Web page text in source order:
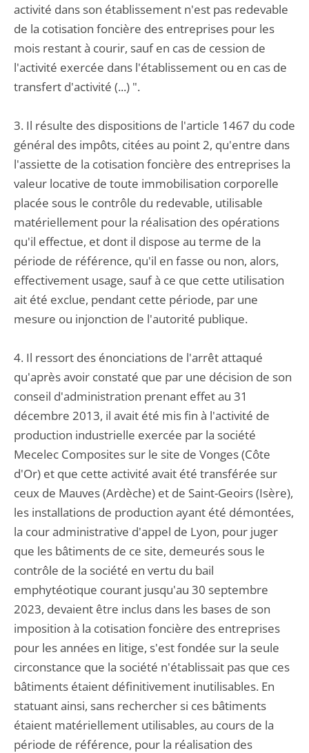
activité dans son établissement n'est pas redevable
de la cotisation foncière des entreprises pour les
mois restant à courir, sauf en cas de cession de
l'activité exercée dans l'établissement ou en cas de
transfert d'activité (...) ".
3. Il résulte des dispositions de l'article 1467 du code
général des impôts, citées au point 2, qu'entre dans
l'assiette de la cotisation foncière des entreprises la
valeur locative de toute immobilisation corporelle
placée sous le contrôle du redevable, utilisable
matériellement pour la réalisation des opérations
qu'il effectue, et dont il dispose au terme de la
période de référence, qu'il en fasse ou non, alors,
effectivement usage, sauf à ce que cette utilisation
ait été exclue, pendant cette période, par une
mesure ou injonction de l'autorité publique.
4. Il ressort des énonciations de l'arrêt attaqué
qu'après avoir constaté que par une décision de son
conseil d'administration prenant effet au 31
décembre 2013, il avait été mis fin à l'activité de
production industrielle exercée par la société
Mecelec Composites sur le site de Vonges (Côte
d'Or) et que cette activité avait été transférée sur
ceux de Mauves (Ardèche) et de Saint-Geoirs (Isère),
les installations de production ayant été démontées,
la cour administrative d'appel de Lyon, pour juger
que les bâtiments de ce site, demeurés sous le
contrôle de la société en vertu du bail
emphytéotique courant jusqu'au 30 septembre
2023, devaient être inclus dans les bases de son
imposition à la cotisation foncière des entreprises
pour les années en litige, s'est fondée sur la seule
circonstance que la société n'établissait pas que ces
bâtiments étaient définitivement inutilisables. En
statuant ainsi, sans rechercher si ces bâtiments
étaient matériellement utilisables, au cours de la
période de référence, pour la réalisation des